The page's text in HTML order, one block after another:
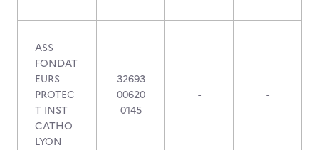
ASS
FONDAT
EURS
PROTEC
T INST
CATHO
LYON
32693
00620
0145
- -